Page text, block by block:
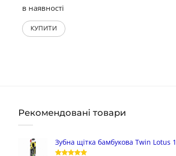
в наявності
КУПИТИ
Рекомендовані товари
Зубна щітка бамбукова Twin Lotus